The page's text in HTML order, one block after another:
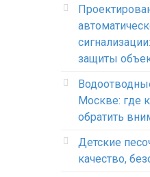
защиты
Москве: где
обратить
Детские
качество,